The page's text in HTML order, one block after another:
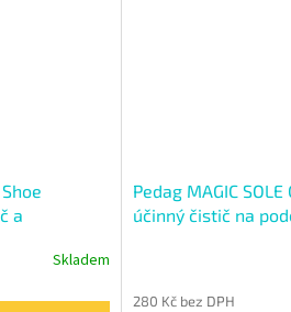
a
Skladem
Pedag MAGIC
účinný čistič na
280 Kč bez DPH